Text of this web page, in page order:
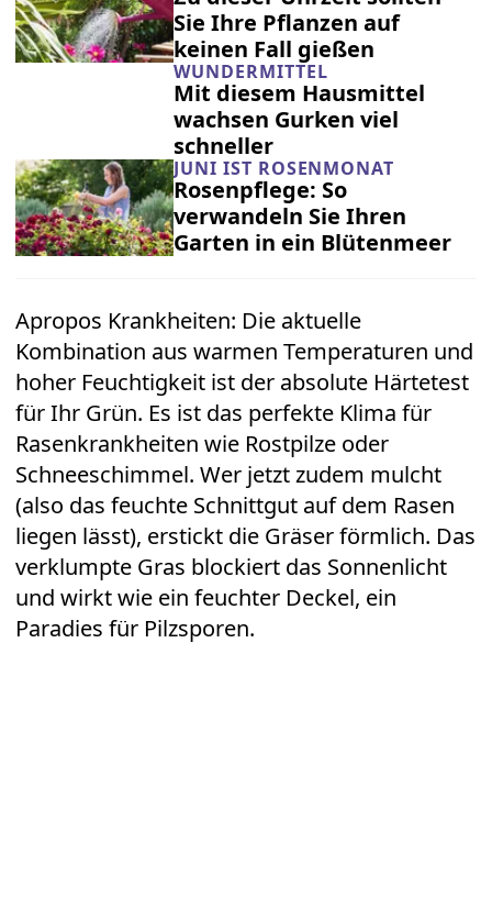
Sie Ihre Pflanzen auf
keinen Fall gießen
WUNDERMITTEL
Mit diesem Hausmittel
wachsen Gurken viel
schneller
JUNI IST ROSENMONAT
Rosenpflege: So
verwandeln Sie Ihren
Garten in ein Blütenmeer
Apropos Krankheiten: Die aktuelle
Kombination aus warmen Temperaturen und
hoher Feuchtigkeit ist der absolute Härtetest
für Ihr Grün. Es ist das perfekte Klima für
Rasenkrankheiten wie Rostpilze oder
Schneeschimmel. Wer jetzt zudem mulcht
(also das feuchte Schnittgut auf dem Rasen
liegen lässt), erstickt die Gräser förmlich. Das
verklumpte Gras blockiert das Sonnenlicht
und wirkt wie ein feuchter Deckel, ein
Paradies für Pilzsporen.